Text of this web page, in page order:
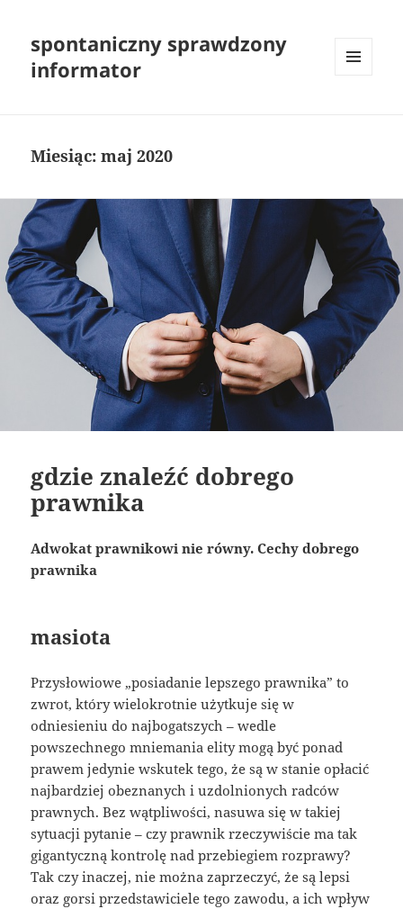
spontaniczny sprawdzony
informator
Miesiąc:maj 2020
gdzie znaleźć dobrego
prawnika
Adwokat prawnikowi nie równy. Cechy dobrego
prawnika
masiota
Przysłowiowe „posiadanie lepszego prawnika” to
zwrot, który wielokrotnie użytkuje się w
odniesieniu do najbogatszych – wedle
powszechnego mniemania elity mogą być ponad
prawem jedynie wskutek tego, że są w stanie opłacić
najbardziej obeznanych i uzdolnionych radców
prawnych. Bez wątpliwości, nasuwa się w takiej
sytuacji pytanie – czy prawnik rzeczywiście ma tak
gigantyczną kontrolę nad przebiegiem rozprawy?
Tak czy inaczej, nie można zaprzeczyć, że są lepsi
oraz gorsi przedstawiciele tego zawodu, a ich wpływ